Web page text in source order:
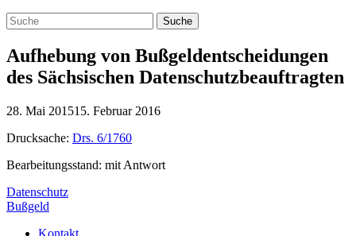
Aufhebung von Bußgeldentscheidungen
des Sächsischen Datenschutzbeauftragten
28. Mai 201515. Februar 2016
Drucksache: Drs. 6/1760
Bearbeitungsstand: mit Antwort
Datenschutz
Bußgeld
Kontakt